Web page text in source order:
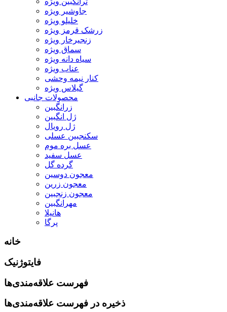
جاوشیر ویژه
خلیلو ویژه
زرشک قرمز ویژه
زنجیرخار ویژه
سماق ویژه
سیاه دانه ویژه
عناب ویژه
کنار نیمه وحشی
گیلاس ویژه
محصولات جانبی
زرانگبین
ژل انگبین
ژل رویال
سکنجبین عسلی
عسل بره موم
عسل سفید
گرده گل
معجون دوسین
معجون زرین
معجون زنجبین
مهرانگبین
هانیلا
پرگا
خانه
فایتوژنیک
فهرست علاقه‌مندی‌ها
ذخیره در فهرست علاقه‌مندی‌ها